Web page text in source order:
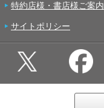
特約店様・書店様ご案内
サイトポリシー